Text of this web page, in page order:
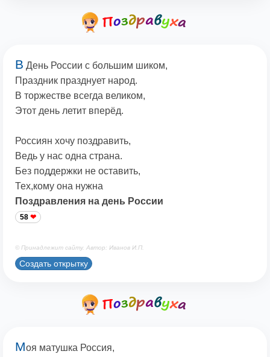
В День России с большим шиком,
Праздник празднует народ.
В торжестве всегда великом,
Этот день летит вперёд.
Россиян хочу поздравить,
Ведь у нас одна страна.
Без поддержки не оставить,
Тех,кому она нужна
Поздравления на день России
58
© Принадлежит сайту. Автор: Иванов И.П.
Создать открытку
Моя матушка Россия,